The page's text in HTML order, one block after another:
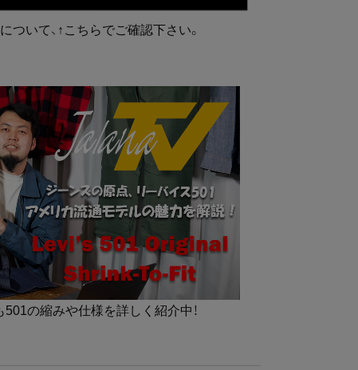
ついて、↑こちらでご確認下さい。
501の縮みや仕様を詳しく紹介中！